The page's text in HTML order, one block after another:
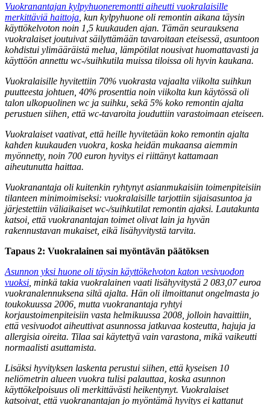
Vuokranantajan kylpyhuoneremontti aiheutti vuokralaisille
merkittäviä haittoja , kun kylpyhuone oli remontin aikana täysin
käyttökelvoton noin 1,5 kuukauden ajan. Tämän seurauksena
vuokralaiset joutuivat säilyttämään tavaroitaan eteisessä, asuntoon
kohdistui ylimääräistä melua, lämpötilat nousivat huomattavasti ja
käyttöön annettu wc-/suihkutila muissa tiloissa oli hyvin kaukana.
Vuokralaisille hyvitettiin 70% vuokrasta vajaalta viikolta suihkun
puutteesta johtuen, 40% prosenttia noin viikolta kun käytössä oli
talon ulkopuolinen wc ja suihku, sekä 5% koko remontin ajalta
perustuen siihen, että wc-tavaroita jouduttiin varastoimaan eteiseen.
Vuokralaiset vaativat, että heille hyvitetään koko remontin ajalta
kahden kuukauden vuokra, koska heidän mukaansa aiemmin
myönnetty, noin 700 euron hyvitys ei riittänyt kattamaan
aiheutunutta haittaa.
Vuokranantaja oli kuitenkin ryhtynyt asianmukaisiin toimenpiteisiin
tilanteen minimoimiseksi: vuokralaisille tarjottiin sijaisasuntoa ja
järjestettiin väliaikaiset wc-/suihkutilat remontin ajaksi. Lautakunta
katsoi, että vuokranantajan toimet olivat lain ja hyvän
rakennustavan mukaiset, eikä lisähyvitystä tarvita.
Tapaus 2: Vuokralainen sai myöntävän päätöksen
Asunnon yksi huone oli täysin käyttökelvoton katon vesivuodon
vuoksi , minkä takia vuokralainen vaati lisähyvitystä 2 083,07 euroa
vuokranalennuksena siltä ajalta. Hän oli ilmoittanut ongelmasta jo
toukokuussa 2006, mutta vuokranantaja ryhtyi
korjaustoimenpiteisiin vasta helmikuussa 2008, jolloin havaittiin,
että vesivuodot aiheuttivat asunnossa jatkuvaa kosteutta, hajuja ja
allergisia oireita. Tilaa sai käytettyä vain varastona, mikä vaikeutti
normaalisti asuttamista.
Lisäksi hyvityksen laskenta perustui siihen, että kyseisen 10
neliömetrin alueen vuokra tulisi palauttaa, koska asunnon
käyttökelpoisuus oli merkittävästi heikentynyt. Vuokralaiset
katsoivat, että vuokranantajan jo myöntämä hyvitys ei kattanut